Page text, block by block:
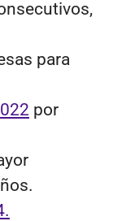
para
por